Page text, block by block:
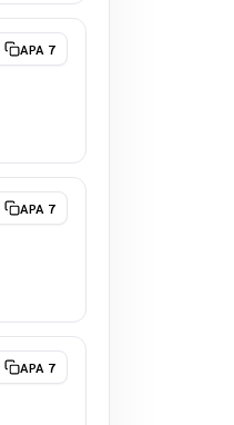
APA 7
APA 7
APA 7